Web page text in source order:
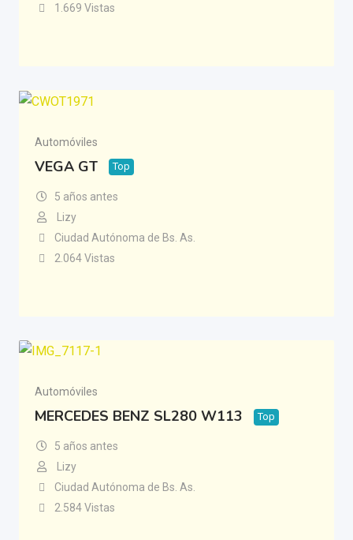
1.669 Vistas
Automóviles
VEGA GT Top
5 años antes
Lizy
Ciudad Autónoma de Bs. As.
2.064 Vistas
Automóviles
MERCEDES BENZ SL280 W113 Top
5 años antes
Lizy
Ciudad Autónoma de Bs. As.
2.584 Vistas